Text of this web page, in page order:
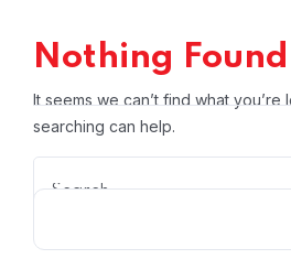
Nothing Found
It seems we can’t find what you’re
searching can help.